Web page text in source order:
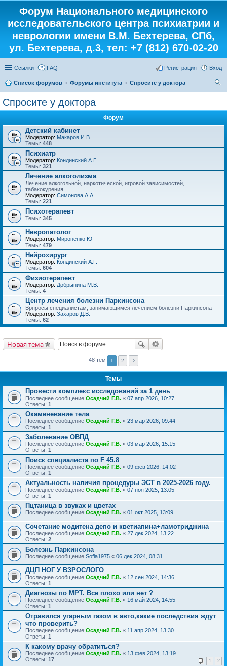
Форум Национального медицинского
исследовательского центра психиатрии и
неврологии имени В.М. Бехтерева, СПб,
ул. Бехтерева, д.3, тел: +7 (812) 670-02-20
Ссылки FAQ Вход
Регистрация
Список форумов Форумы института
Спросите у доктора
Спросите у доктора
Форум
Детский кабинет
Модератор: Макаров И.В.
Темы: 448
Психиатр
Модератор: Кондинский А.Г.
Темы: 321
Лечение алкоголизма
Лечение алкогольной, наркотической, игровой зависимостей,
табакокурения
Модератор: Симонова А.А.
Темы: 221
Психотерапевт
Темы: 345
Невропатолог
Модератор: Мироненко Ю
Темы: 479
Нейрохирург
Модератор: Кондинский А.Г.
Темы: 604
Физиотерапевт
Модератор: Добрынина М.В.
Темы: 4
Центр лечения болезни Паркинсона
Врпросы специалистам, занимающимся лечением болезни Паркинсона
Модератор: Захаров Д.В.
Темы: 62
Новая тема
48 тем 1 2
Темы
Провести комплекс исследований за 1 день
Последнее сообщение Осадчий Г.В. « 07 апр 2026, 10:27
Ответы: 1
Окаменевание тела
Последнее сообщение Осадчий Г.В. « 23 мар 2026, 09:44
Ответы: 1
Заболевание ОВПД
Последнее сообщение Осадчий Г.В. « 03 мар 2026, 15:15
Ответы: 1
Поиск специалиста по F 45.8
Последнее сообщение Осадчий Г.В. « 09 фев 2026, 14:02
Ответы: 1
Актуальность наличия процедуры ЭСТ в 2025-2026 году.
Последнее сообщение Осадчий Г.В. « 07 ноя 2025, 13:05
Ответы: 1
Пцтаница в звуках и цветах
Последнее сообщение Осадчий Г.В. « 01 окт 2025, 13:09
Сочетание модитена депо и кветиапина+ламотриджина
Последнее сообщение Осадчий Г.В. « 27 дек 2024, 13:22
Ответы: 2
Болезнь Паркинсона
Последнее сообщение Sofia1975 « 06 дек 2024, 08:31
ДЦП НОГ У ВЗРОСЛОГО
Последнее сообщение Осадчий Г.В. « 12 сен 2024, 14:36
Ответы: 1
Диагнозы по МРТ. Все плохо или нет ?
Последнее сообщение Осадчий Г.В. « 16 май 2024, 14:55
Ответы: 1
Отравился угарным газом в авто,какие последствия ждут
что проверить?
Последнее сообщение Осадчий Г.В. « 11 апр 2024, 13:30
Ответы: 1
К какому врачу обратиться?
Последнее сообщение Осадчий Г.В. « 13 фев 2024, 13:19
Ответы: 17 1 2